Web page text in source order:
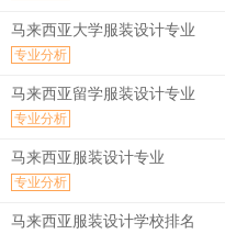
马来西亚大学服装设计专业
专业分析
马来西亚留学服装设计专业
专业分析
马来西亚服装设计专业
专业分析
马来西亚服装设计学校排名